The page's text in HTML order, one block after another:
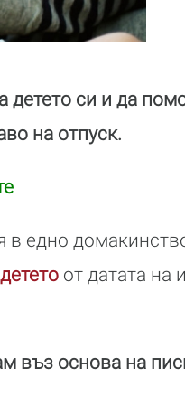
си и да
на отпуск.
едно
детето от датата на
въз основа на